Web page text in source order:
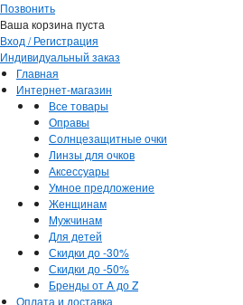
Позвонить
Ваша корзина пуста
Вход / Регистрация
Индивидуальный заказ
Главная
Интернет-магазин
Все товары
Оправы
Солнцезащитные очки
Линзы для очков
Аксессуары
Умное предложение
Женщинам
Мужчинам
Для детей
Скидки до -30%
Скидки до -50%
Бренды от A до Z
Оплата и доставка